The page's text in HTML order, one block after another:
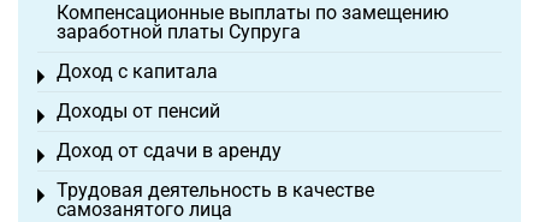
Компенсационные выплаты по замещению
заработной платы Супруга
Доход с капитала
Toggle menu
Доходы от пенсий
Toggle menu
Доход от сдачи в аренду
Toggle menu
Трудовая деятельность в качестве
самозанятого лица
Toggle menu